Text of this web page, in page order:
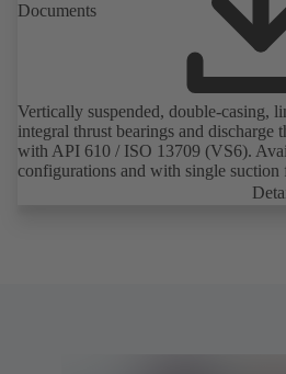
Documents
Vertically suspended, double-casing,
integral thrust bearings and discharge
with API 610 / ISO 13709 (VS6).
configurations and with single suction